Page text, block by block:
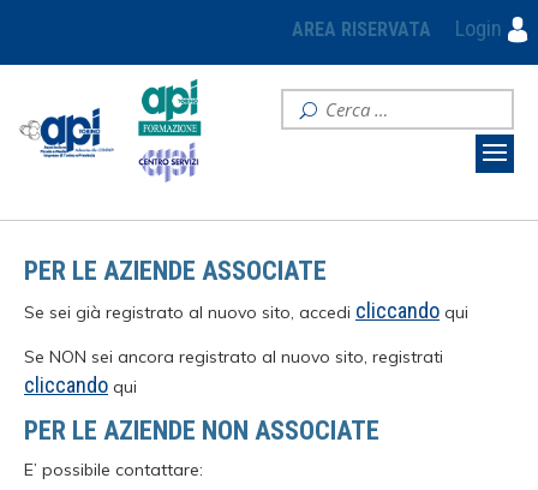
AREA RISERVATA Login
PER LE AZIENDE ASSOCIATE
Se sei già registrato al nuovo sito, accedi cliccando qui
Se NON sei ancora registrato al nuovo sito, registrati
cliccando qui
PER LE AZIENDE NON ASSOCIATE
E’ possibile contattare: